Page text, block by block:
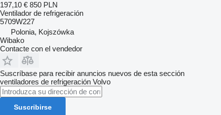
197,10 € 850 PLN
Ventilador de refrigeración
5709W227
Polonia, Kojszówka
Wibako
Contacte con el vendedor
Suscríbase para recibir anuncios nuevos de esta sección
ventiladores de refrigeración Volvo
Suscribirse